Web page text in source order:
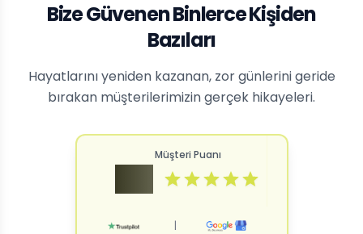
Bize Güvenen Binlerce Kişiden
Bazıları
Hayatlarını yeniden kazanan, zor günlerini geride
bırakan müşterilerimizin gerçek hikayeleri.
Müşteri Puanı
|